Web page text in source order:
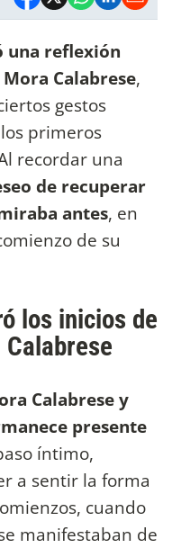
una reflexión
Calabrese,
gestos
primeros
recordar una
de recuperar
antes, en
de su
los inicios de
Calabrese y
presente
íntimo,
a sentir la forma
cuando
manifestaban de